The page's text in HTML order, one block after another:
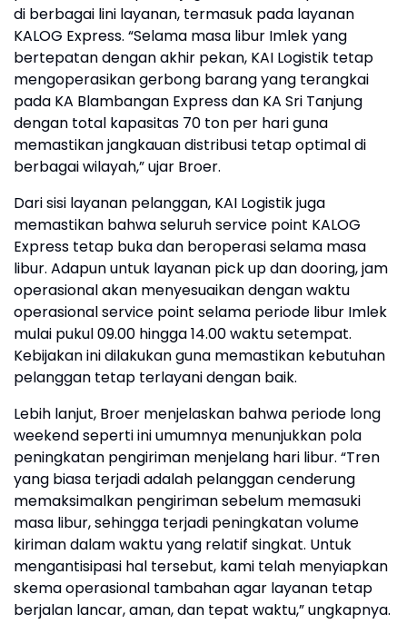
di berbagai lini layanan, termasuk pada layanan
KALOG Express. “Selama masa libur Imlek yang
bertepatan dengan akhir pekan, KAI Logistik tetap
mengoperasikan gerbong barang yang terangkai
pada KA Blambangan Express dan KA Sri Tanjung
dengan total kapasitas 70 ton per hari guna
memastikan jangkauan distribusi tetap optimal di
berbagai wilayah,” ujar Broer.
Dari sisi layanan pelanggan, KAI Logistik juga
memastikan bahwa seluruh service point KALOG
Express tetap buka dan beroperasi selama masa
libur. Adapun untuk layanan pick up dan dooring, jam
operasional akan menyesuaikan dengan waktu
operasional service point selama periode libur Imlek
mulai pukul 09.00 hingga 14.00 waktu setempat.
Kebijakan ini dilakukan guna memastikan kebutuhan
pelanggan tetap terlayani dengan baik.
Lebih lanjut, Broer menjelaskan bahwa periode long
weekend seperti ini umumnya menunjukkan pola
peningkatan pengiriman menjelang hari libur. “Tren
yang biasa terjadi adalah pelanggan cenderung
memaksimalkan pengiriman sebelum memasuki
masa libur, sehingga terjadi peningkatan volume
kiriman dalam waktu yang relatif singkat. Untuk
mengantisipasi hal tersebut, kami telah menyiapkan
skema operasional tambahan agar layanan tetap
berjalan lancar, aman, dan tepat waktu,” ungkapnya.